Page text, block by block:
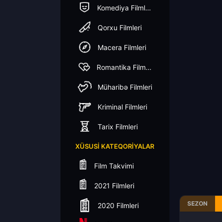
Komediya Filmleri
Qorxu Filmleri
Macera Filmleri
Romantika Filmleri
Müharibə Filmleri
Kriminal Filmleri
Tarix Filmleri
XÜSUSI KATEQORIYALAR
Film Takvimi
2021 Filmleri
2020 Filmleri SEZON